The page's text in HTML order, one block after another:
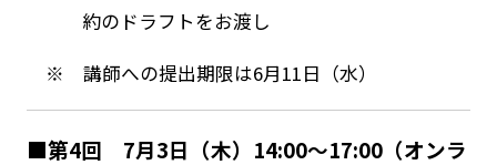
約のドラフトをお渡し
※ 講師への提出期限は6月11日（水）
■第4回 7月3日（木）14:00～17:00（オンラ